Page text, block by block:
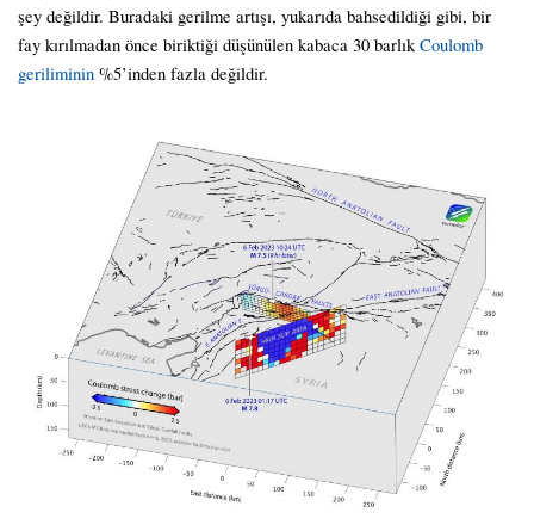
şey değildir. Buradaki gerilme artışı, yukarıda bahsedildiği gibi, bir
fay kırılmadan önce biriktiği düşünülen kabaca 30 barlık Coulomb
geriliminin %5’inden fazla değildir.